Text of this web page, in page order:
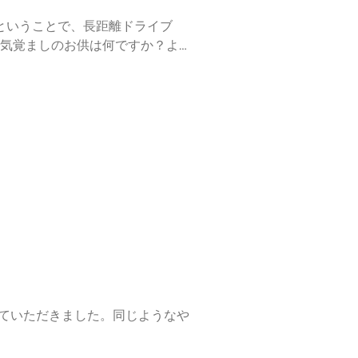
いうことで、長距離ドライブ
覚ましのお供は何ですか？よか
いただきました。同じようなや